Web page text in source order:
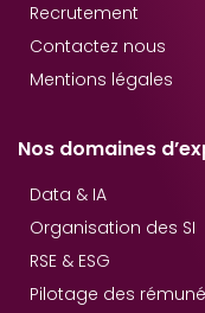
Recrutement
Contactez nous
Mentions légales
Nos domaines
Data & IA
Organisation des SI
RSE & ESG
Pilotage des